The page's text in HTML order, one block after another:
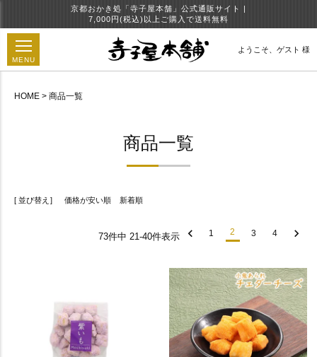
京都おかき処「寺子屋本舗」公式通販サイト |
7,000円(税込)以上ご購入で送料無料
MENU
ようこそ、 ゲスト 様
HOME 商品一覧
商品一覧
並び替え 価格が安い順 新着順
73件中 21-40件表示 1 2 3 4